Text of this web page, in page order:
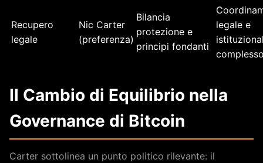
Recupero
legale
Nic Carter
(preferenza)
Bilancia
protezione e
principi fondanti
legale e
Il Cambio di Equilibrio nella
Governance di Bitcoin
Carter sottolinea un punto politico rilevante: il